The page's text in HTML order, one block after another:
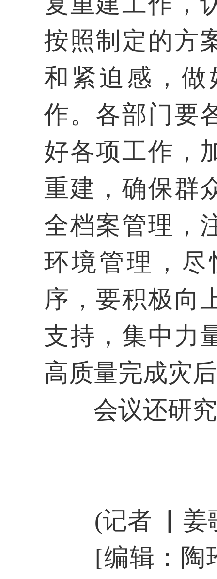
按照制定的方
和紧迫感，
作。各部门要
好各项工作，
重建，确保群
全档案管理，
环境管理，
序，要积极向
支持，集中力
高质量完成灾
会议还研究
(记者 ▏姜
[编辑：陶